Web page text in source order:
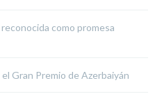
como promesa
Gran Premio de Azerbaiyán